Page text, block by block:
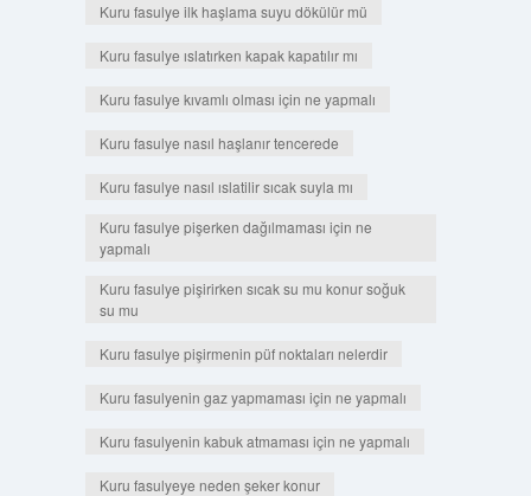
Kuru fasulye ilk haşlama suyu dökülür mü
Kuru fasulye ıslatırken kapak kapatılır mı
Kuru fasulye kıvamlı olması için ne yapmalı
Kuru fasulye nasıl haşlanır tencerede
Kuru fasulye nasıl ıslatilir sıcak suyla mı
Kuru fasulye pişerken dağılmaması için ne
yapmalı
Kuru fasulye pişirirken sıcak su mu konur soğuk
su mu
Kuru fasulye pişirmenin püf noktaları nelerdir
Kuru fasulyenin gaz yapmaması için ne yapmalı
Kuru fasulyenin kabuk atmaması için ne yapmalı
Kuru fasulyeye neden şeker konur